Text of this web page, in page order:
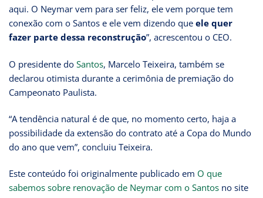
aqui. O Neymar vem para ser feliz, ele vem porque tem
conexão com o Santos e ele vem dizendo que ele quer
fazer parte dessa reconstrução”, acrescentou o CEO.
O presidente do Santos, Marcelo Teixeira, também se
declarou otimista durante a cerimônia de premiação do
Campeonato Paulista.
“A tendência natural é de que, no momento certo, haja a
possibilidade da extensão do contrato até a Copa do Mundo
do ano que vem”, concluiu Teixeira.
Este conteúdo foi originalmente publicado em O que
sabemos sobre renovação de Neymar com o Santos no site